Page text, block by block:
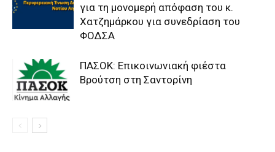
για τη μονομερή απόφαση του κ.
Χατζημάρκου για συνεδρίαση του
ΦΟΔΣΑ
ΠΑΣΟΚ: Επικοινωνιακή φιέστα
Βρούτση στη Σαντορίνη